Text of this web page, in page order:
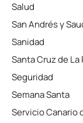
Salud
San Andrés y
Sanidad
Santa Cruz de La
Seguridad
Semana Santa
Servicio Canario